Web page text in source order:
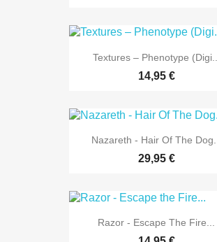
Textures – Phenotype (Digi...
14,95 €
Nazareth - Hair Of The Dog...
29,95 €
Razor - Escape The Fire...